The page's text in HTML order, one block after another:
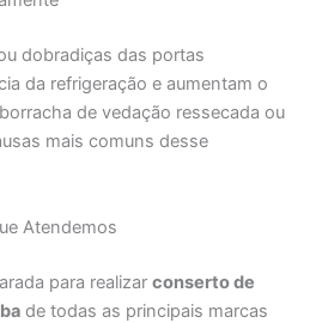
dobradiças das portas
da refrigeração e aumentam o
de vedação ressecada ou
mais comuns desse
Atendemos
para realizarconserto de
de todas as principais marcas